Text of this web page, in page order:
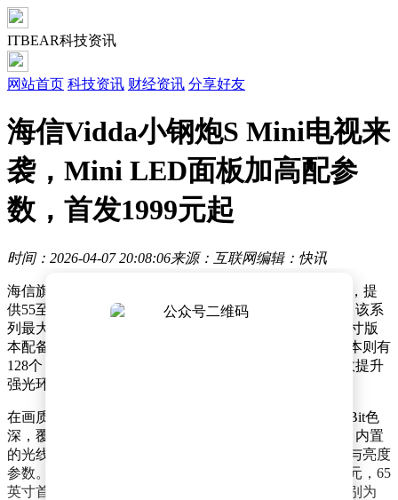
ITBEAR科技资讯
网站首页 科技资讯 财经资讯 分享好友
海信Vidda小钢炮S Mini电视来
袭，Mini LED面板加高配参
数，首发1999元起
时间：2026-04-07 20:08:06来源：互联网编辑：快讯
海信旗下Vidda品牌近日推出全新小钢炮S Mini系列电视，提
供55至75英寸三种尺寸选择，计划于4月17日正式开售。该系
列最大亮点在于全系采用Mini LED显示技术，其中75英寸版
本配备180个背光分区，65英寸版本为160个，55英寸版本则有
128个，配合600尼特峰值亮度与AG抗光层设计，可有效提升
强光环境下的观看体验。
在画质表现方面，该系列电视支持180Hz高刷新率与10-Bit色
深，覆盖96% DCI-P3广色域，并搭载LR低反射膜技术。内置
的光线传感器可实时监测环境亮度，自动调节屏幕色温与亮度
参数。不同尺寸版本定价差异显著，55英寸首发价1999元，65
英寸首发价2799元，75英寸首发价3599元，常规售价分别为